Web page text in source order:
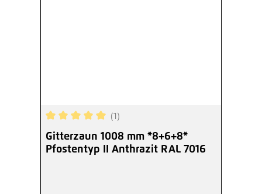
Durchschnittliche Bewertung von 5 von 5
(1)
Gitterzaun 1008 mm *8+6+8*
Pfostentyp II Anthrazit RAL 7016